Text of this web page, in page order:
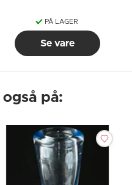
PÅ LAGER
Se vare
på: